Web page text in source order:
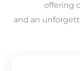
offering
and an